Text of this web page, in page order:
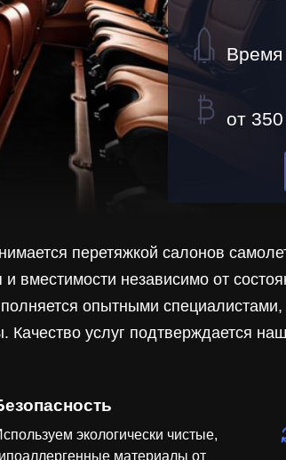
Время
от
перетяжкой салонов
вместимости независимо от
опытными
услуг подтверждается
экологически чистые,
материалы от